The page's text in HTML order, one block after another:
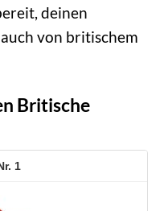
deinen
von britischem
Britische
1